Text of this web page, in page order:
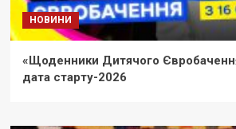
НОВИНИ
«Щоденники Дитячого
дата старту-2026